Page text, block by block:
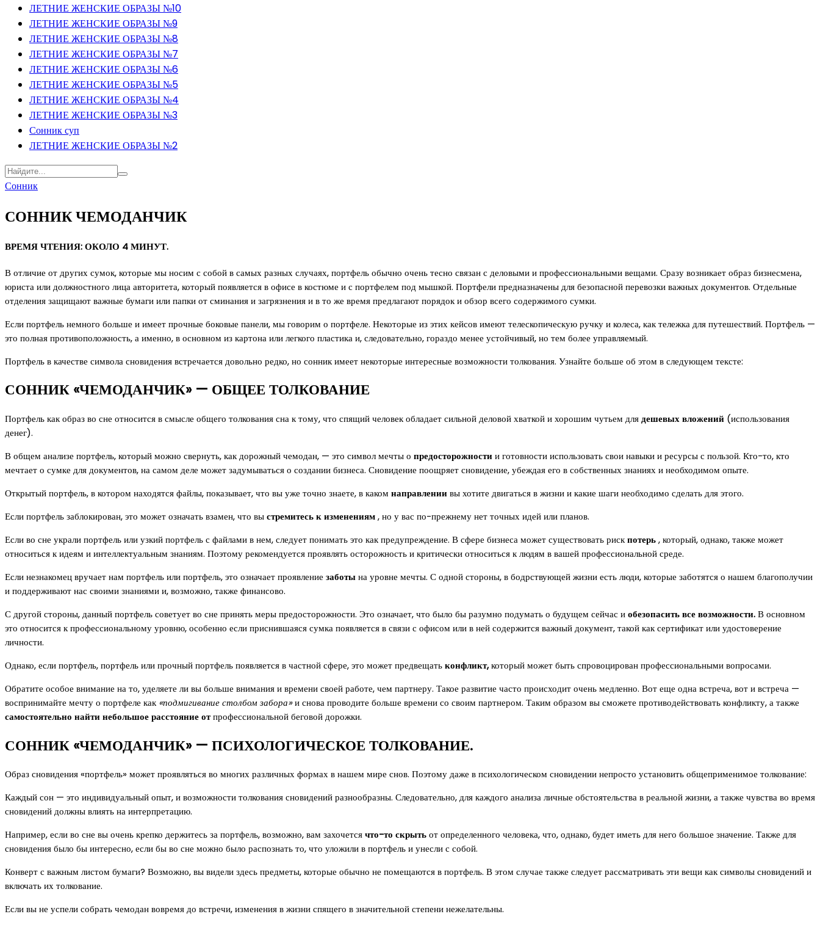
ЛЕТНИЕ ЖЕНСКИЕ ОБРАЗЫ №10
ЛЕТНИЕ ЖЕНСКИЕ ОБРАЗЫ №9
ЛЕТНИЕ ЖЕНСКИЕ ОБРАЗЫ №8
ЛЕТНИЕ ЖЕНСКИЕ ОБРАЗЫ №7
ЛЕТНИЕ ЖЕНСКИЕ ОБРАЗЫ №6
ЛЕТНИЕ ЖЕНСКИЕ ОБРАЗЫ №5
ЛЕТНИЕ ЖЕНСКИЕ ОБРАЗЫ №4
ЛЕТНИЕ ЖЕНСКИЕ ОБРАЗЫ №3
Сонник суп
ЛЕТНИЕ ЖЕНСКИЕ ОБРАЗЫ №2
Сонник
СОННИК ЧЕМОДАНЧИК
ВРЕМЯ ЧТЕНИЯ: ОКОЛО 4 МИНУТ.
В отличие от других сумок, которые мы носим с собой в самых разных случаях, портфель обычно очень тесно связан с деловыми и профессиональными вещами. Сразу возникает образ бизнесмена,
юриста или должностного лица авторитета, который появляется в офисе в костюме и с портфелем под мышкой. Портфели предназначены для безопасной перевозки важных документов. Отдельные
отделения защищают важные бумаги или папки от сминания и загрязнения и в то же время предлагают порядок и обзор всего содержимого сумки.
Если портфель немного больше и имеет прочные боковые панели, мы говорим о портфеле. Некоторые из этих кейсов имеют телескопическую ручку и колеса, как тележка для путешествий. Портфель —
это полная противоположность, а именно, в основном из картона или легкого пластика и, следовательно, гораздо менее устойчивый, но тем более управляемый.
Портфель в качестве символа сновидения встречается довольно редко, но сонник имеет некоторые интересные возможности толкования. Узнайте больше об этом в следующем тексте:
СОННИК «ЧЕМОДАНЧИК» — ОБЩЕЕ ТОЛКОВАНИЕ
Портфель как образ во сне относится в смысле общего толкования сна к тому, что спящий человек обладает сильной деловой хваткой и хорошим чутьем длядешевых вложений (использования
денег).
В общем анализе портфель, который можно свернуть, как дорожный чемодан, — это символ мечты о предосторожностии готовности использовать свои навыки и ресурсы с пользой. Кто-то, кто
мечтает о сумке для документов, на самом деле может задумываться о создании бизнеса. Сновидение поощряет сновидение, убеждая его в собственных знаниях и необходимом опыте.
Открытый портфель, в котором находятся файлы, показывает, что вы уже точно знаете, в каком направлениивы хотите двигаться в жизни и какие шаги необходимо сделать для этого.
Если портфель заблокирован, это может означать взамен, что выстремитесь к изменениям, но у вас по-прежнему нет точных идей или планов.
Если во сне украли портфель или узкий портфель с файлами в нем, следует понимать это как предупреждение. В сфере бизнеса может существовать рискпотерь, который, однако, также может
относиться к идеям и интеллектуальным знаниям. Поэтому рекомендуется проявлять осторожность и критически относиться к людям в вашей профессиональной среде.
Если незнакомец вручает нам портфель или портфель, это означает проявление заботына уровне мечты. С одной стороны, в бодрствующей жизни есть люди, которые заботятся о нашем благополучии
и поддерживают нас своими знаниями и, возможно, также финансово.
С другой стороны, данный портфель советует во сне принять меры предосторожности. Это означает, что было бы разумно подумать о будущем сейчас иобезопасить все возможности.В основном
это относится к профессиональному уровню, особенно если приснившаяся сумка появляется в связи с офисом или в ней содержится важный документ, такой как сертификат или удостоверение
личности.
Однако, если портфель, портфель или прочный портфель появляется в частной сфере, это может предвещатьконфликт,который может быть спровоцирован профессиональными вопросами.
Обратите особое внимание на то, уделяете ли вы больше внимания и времени своей работе, чем партнеру. Такое развитие часто происходит очень медленно. Вот еще одна встреча, вот и встреча —
воспринимайте мечту о портфеле как«подмигивание столбом забора»и снова проводите больше времени со своим партнером. Таким образом вы сможете противодействовать конфликту, а также
самостоятельно найти небольшое расстояние отпрофессиональной беговой дорожки.
СОННИК «ЧЕМОДАНЧИК» — ПСИХОЛОГИЧЕСКОЕ ТОЛКОВАНИЕ.
Образ сновидения «портфель» может проявляться во многих различных формах в нашем мире снов. Поэтому даже в психологическом сновидении непросто установить общеприменимое толкование:
Каждый сон — это индивидуальный опыт, и возможности толкования сновидений разнообразны. Следовательно, для каждого анализа личные обстоятельства в реальной жизни, а также чувства во время
сновидений должны влиять на интерпретацию.
Например, если во сне вы очень крепко держитесь за портфель, возможно, вам захочетсячто-то скрытьот определенного человека, что, однако, будет иметь для него большое значение. Также для
сновидения было бы интересно, если бы во сне можно было распознать то, что уложили в портфель и унесли с собой.
Конверт с важным листом бумаги? Возможно, вы видели здесь предметы, которые обычно не помещаются в портфель. В этом случае также следует рассматривать эти вещи как символы сновидений и
включать их толкование.
Если вы не успели собрать чемодан вовремя до встречи, изменения в жизни спящего в значительной степени нежелательны.